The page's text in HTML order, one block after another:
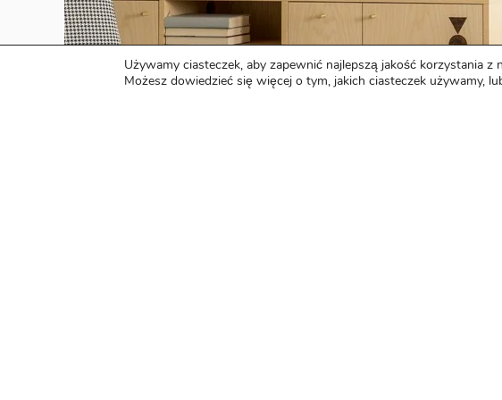
Używamy ciasteczek, aby zapewnić najlepszą jakość korzystania z
Możesz dowiedzieć się więcej o tym, jakich ciasteczek używamy,